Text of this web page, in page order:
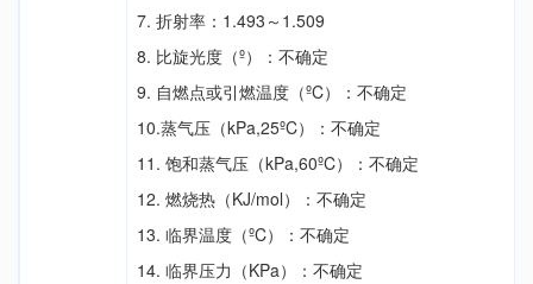
7. 折射率：1.493～1.509
8. 比旋光度（º）：不确定
9. 自燃点或引燃温度（ºC）：不确定
10.蒸气压（kPa,25ºC）：不确定
11. 饱和蒸气压（kPa,60ºC）：不确定
12. 燃烧热（KJ/mol）：不确定
13. 临界温度（ºC）：不确定
14. 临界压力（KPa）：不确定